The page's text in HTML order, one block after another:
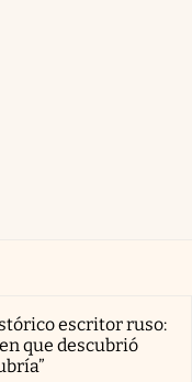
escritor ruso:
que descubrió